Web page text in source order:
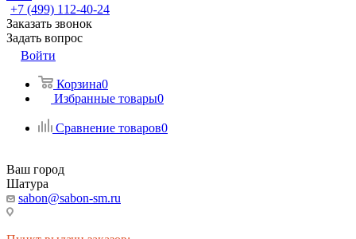
+7 (499) 112-40-24
Заказать звонок
Задать вопрос
Войти
Корзина0
Избранные товары0
Сравнение товаров0
Ваш город
Шатура
sabon@sabon-sm.ru